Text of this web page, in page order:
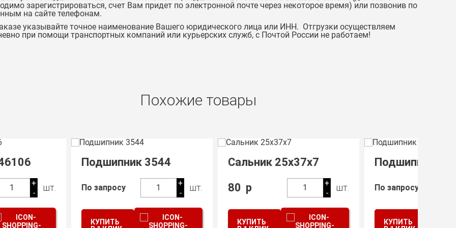
зарегистрироваться, счет Вам придет по электронной почте через некоторое время) или позвонив по
на сайте телефонам.
указывайте точное наименование Вашего юридического лица или ИНН. Отгрузки осуществляем
при помощи транспортных компаний или курьерских служб, с Почтой России не работаем!
Похожие товары
3544
запросу
+
-
шт.
Сальник 25х37х7
р
+
-
шт.
КУПИТЬ
Подшипник 8126
По запросу
+
-
шт.
КУПИТЬ